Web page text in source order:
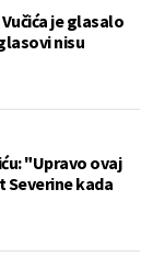
je glasalo
nisu
"Upravo ovaj
Severine kada